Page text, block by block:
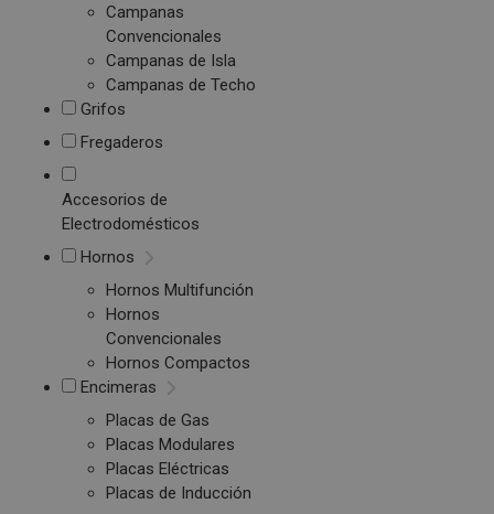
Campanas
Convencionales
Campanas de Isla
Campanas de Techo
Grifos
Fregaderos
Accesorios de
Electrodomésticos
Hornos
Hornos Multifunción
Hornos
Convencionales
Hornos Compactos
Encimeras
Placas de Gas
Placas Modulares
Placas Eléctricas
Placas de Inducción